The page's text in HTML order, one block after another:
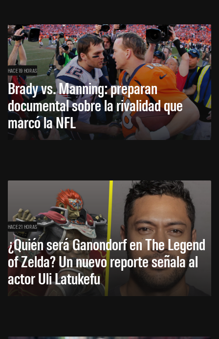
HACE 19 HORAS
Brady vs. Manning: preparan
documental sobre la rivalidad que
marcó la NFL
HACE 21 HORAS
¿Quién será Ganondorf en The Legend
of Zelda? Un nuevo reporte señala al
actor Uli Latukefu